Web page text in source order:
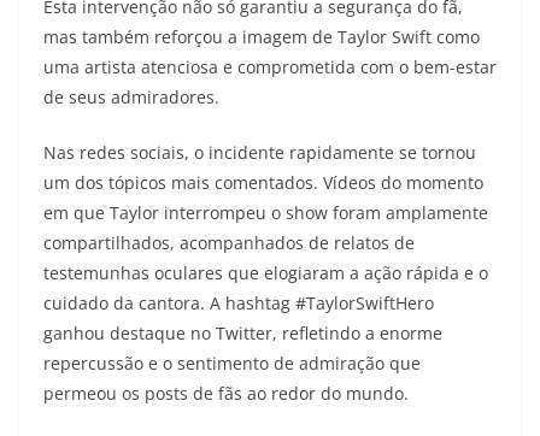
Esta intervenção não só garantiu a segurança do fã,
mas também reforçou a imagem de Taylor Swift como
uma artista atenciosa e comprometida com o bem-estar
de seus admiradores.
Nas redes sociais, o incidente rapidamente se tornou
um dos tópicos mais comentados. Vídeos do momento
em que Taylor interrompeu o show foram amplamente
compartilhados, acompanhados de relatos de
testemunhas oculares que elogiaram a ação rápida e o
cuidado da cantora. A hashtag #TaylorSwiftHero
ganhou destaque no Twitter, refletindo a enorme
repercussão e o sentimento de admiração que
permeou os posts de fãs ao redor do mundo.